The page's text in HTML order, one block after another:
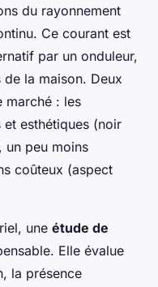
du rayonnement
Ce courant est
par un onduleur,
la maison. Deux
marché : les
esthétiques (noir
, un peu moins
coûteux (aspect
une étude de
Elle évalue
la présence